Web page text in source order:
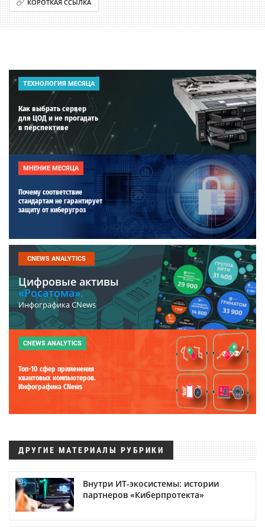
КОРОТКАЯ ССЫЛКА
ТЕХНОЛОГИЯ МЕСЯЦА
Как выбрать сервер
для ЦОД и не прогадать
в перспективе
МНЕНИЕ МЕСЯЦА
Почему соответствие
стандартам не гарантирует
защиту от киберугроз
CNEWS ANALYTICS
Цифровые активы
«Росатома».
Инфографика CNews
CNEWS ANALYTICS
Топ-10 сфер применения
квантовых компьютеров.
Инфографика CNews
ДРУГИЕ МАТЕРИАЛЫ РУБРИКИ
Внутри ИТ-экосистемы: истории
партнеров «Киберпротекта»